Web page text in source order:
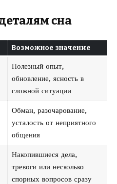
сна
Возможное значение
Полезный опыт,
обновление, ясность в
сложной ситуации
Обман, разочарование,
усталость от неприятного
общения
Накопившиеся дела,
тревоги или несколько
спорных вопросов сразу